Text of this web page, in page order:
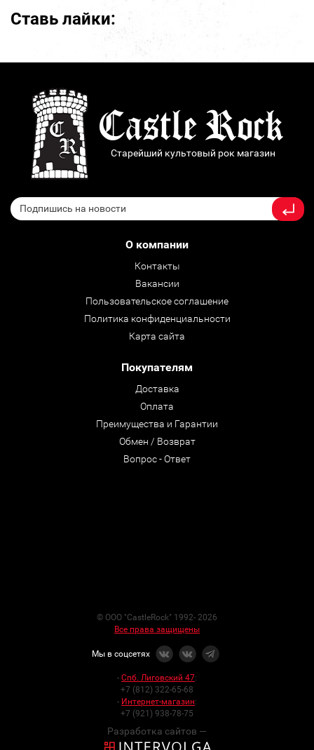
Ставь лайки:
Старейший культовый рок магазин
О компании
Контакты
Вакансии
Пользовательское соглашение
Политика конфиденциальности
Карта сайта
Покупателям
Доставка
Оплата
Преимущества и Гарантии
Обмен / Возврат
Вопрос - Ответ
© ООО "CastleRock" 1992- 2026
Все права защищены
Мы в соцсетях
- Спб. Лиговский 47:
+7 (812) 322-65-68
- Интернет-магазин:
+7 (921) 938-78-75
Разработка сайтов —